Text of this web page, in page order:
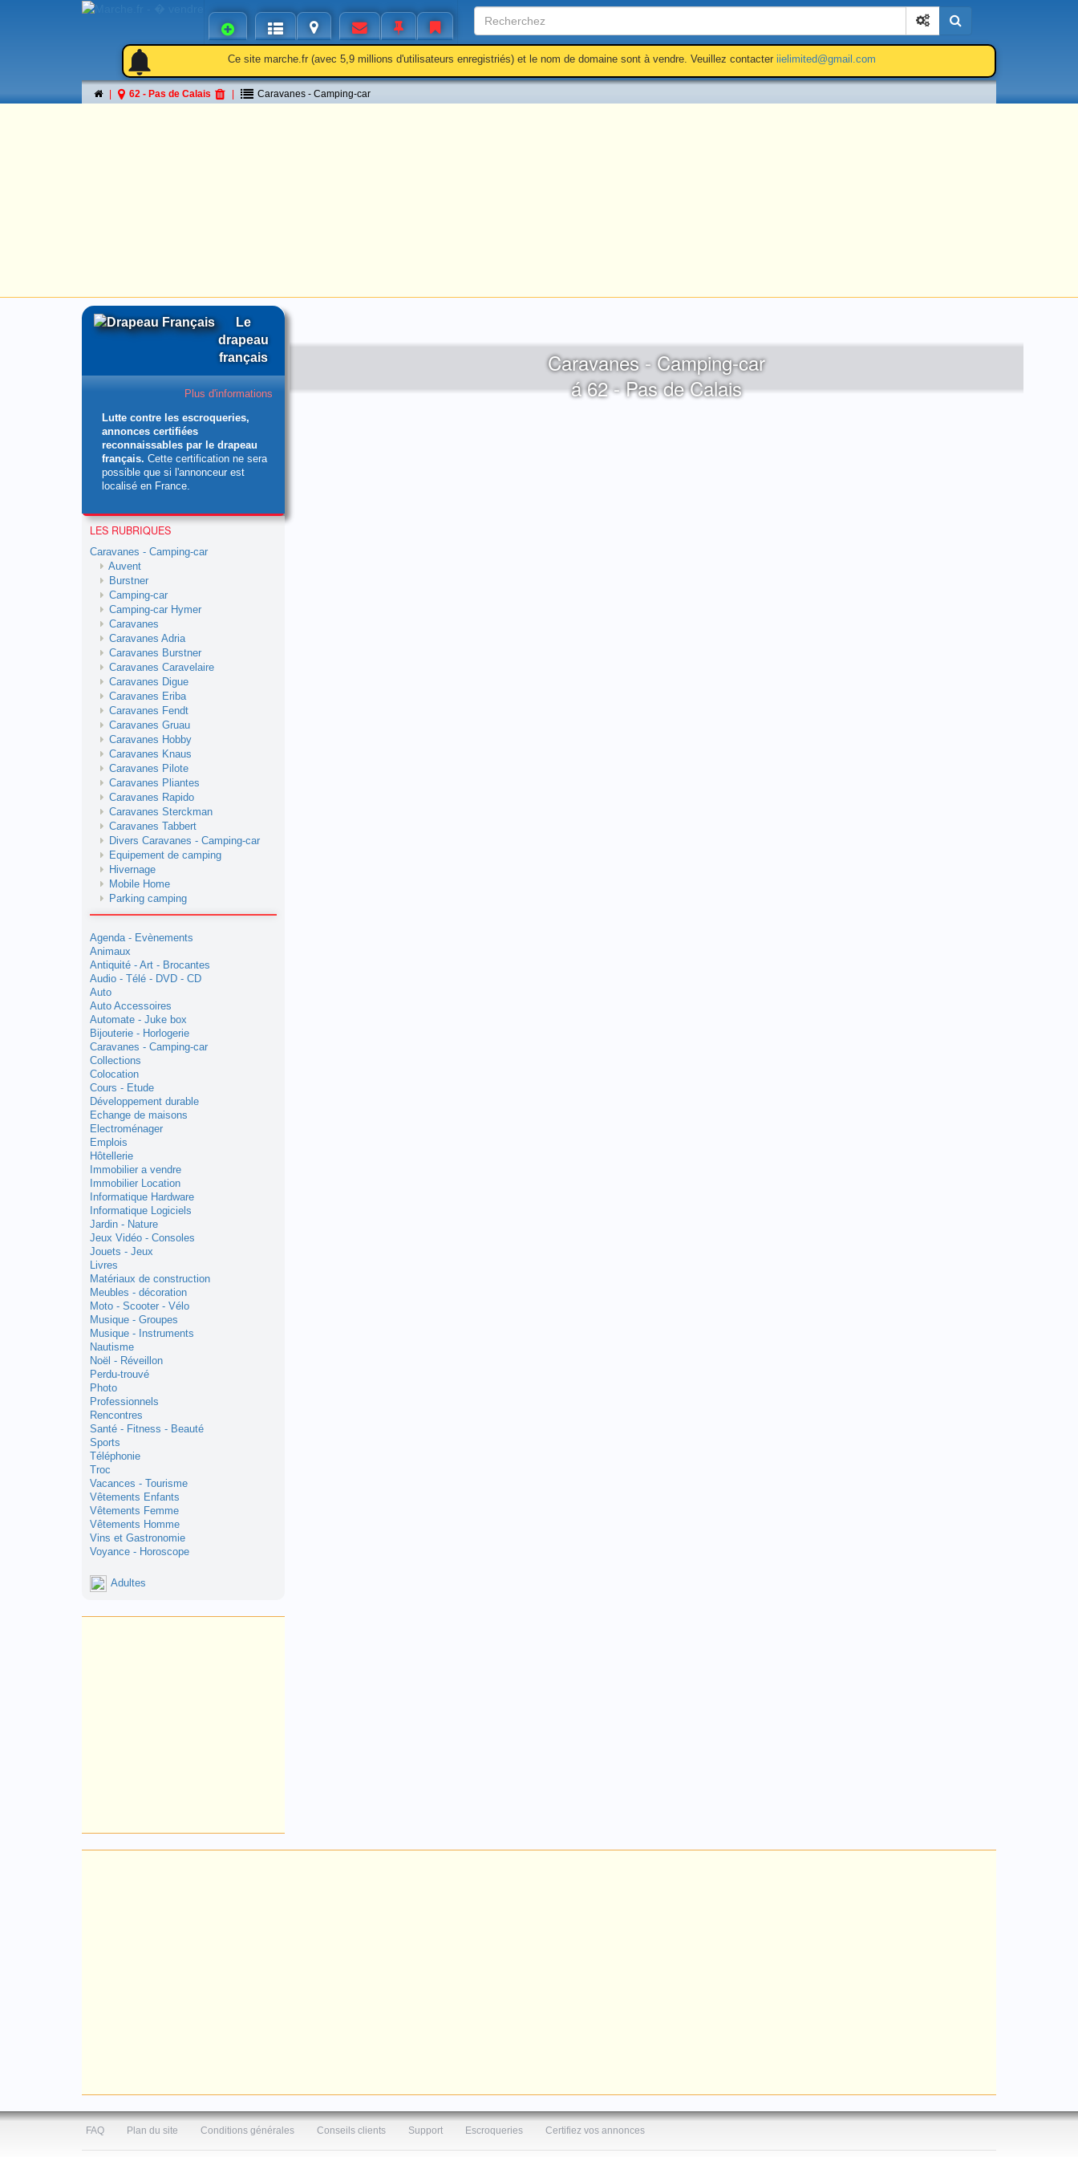
Cherchez
notifications
notifications Ce site marche.fr (avec 5,9 millions d'utilisateurs enregistriés) et le nom de domaine sont à vendre. Veuillez contacter iielimited@gmail.com
62 - Pas de Calais Caravanes - Camping-car
Caravanes - Camping-car
á 62 - Pas de Calais
Le
drapeau
français
Plus d'informations
Lutte contre les escroqueries,
annonces certifiées
reconnaissables par le drapeau
français. Cette certification ne sera
possible que si l'annonceur est
localisé en France.
LES RUBRIQUES
Caravanes - Camping-car
Auvent
Burstner
Camping-car
Camping-car Hymer
Caravanes
Caravanes Adria
Caravanes Burstner
Caravanes Caravelaire
Caravanes Digue
Caravanes Eriba
Caravanes Fendt
Caravanes Gruau
Caravanes Hobby
Caravanes Knaus
Caravanes Pilote
Caravanes Pliantes
Caravanes Rapido
Caravanes Sterckman
Caravanes Tabbert
Divers Caravanes - Camping-car
Equipement de camping
Hivernage
Mobile Home
Parking camping
Agenda - Evènements
Animaux
Antiquité - Art - Brocantes
Audio - Télé - DVD - CD
Auto
Auto Accessoires
Automate - Juke box
Bijouterie - Horlogerie
Caravanes - Camping-car
Collections
Colocation
Cours - Etude
Développement durable
Echange de maisons
Electroménager
Emplois
Hôtellerie
Immobilier a vendre
Immobilier Location
Informatique Hardware
Informatique Logiciels
Jardin - Nature
Jeux Vidéo - Consoles
Jouets - Jeux
Livres
Matériaux de construction
Meubles - décoration
Moto - Scooter - Vélo
Musique - Groupes
Musique - Instruments
Nautisme
Noël - Réveillon
Perdu-trouvé
Photo
Professionnels
Rencontres
Santé - Fitness - Beauté
Sports
Téléphonie
Troc
Vacances - Tourisme
Vêtements Enfants
Vêtements Femme
Vêtements Homme
Vins et Gastronomie
Voyance - Horoscope
Adultes
FAQ Plan du site Conditions générales Conseils clients Support Escroqueries Certifiez vos annonces